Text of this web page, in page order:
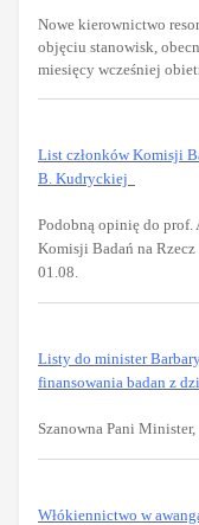
Nowe kierownictwo
objęciu stanowisk,
miesięcy wcześniej
List członków Komisji
B. Kudryckiej
Podobną opinię do prof.
Komisji Badań na
01.08.
Listy do minister
finansowania badan z
Szanowna Pani Minister,
Włókiennictwo w